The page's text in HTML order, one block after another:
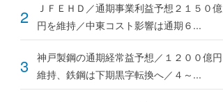
ＪＦＥＨＤ／通期事業利益予想２１５０億
円を維持／中東コスト影響は通期６...
神戸製鋼の通期経常益予想／１２００億円
維持、鉄鋼は下期黒字転換へ／４～...